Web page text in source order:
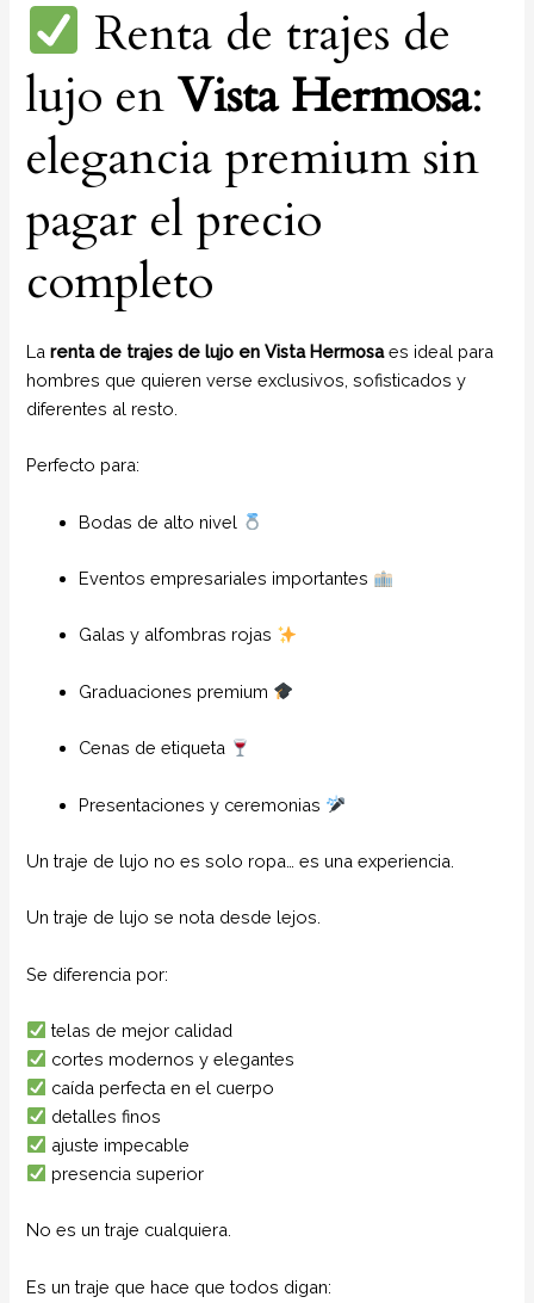
Renta de trajes de
lujo enVista Hermosa:
elegancia premium sin
pagar el precio
completo
Larenta de trajes de lujo en Vista Hermosaes ideal para
hombres que quieren verse exclusivos, sofisticados y
diferentes al resto.
Perfecto para:
Bodas de alto nivel
Eventos empresariales importantes
Galas y alfombras rojas
Graduaciones premium
Cenas de etiqueta
Presentaciones y ceremonias
Un traje de lujo no es solo ropa… es una experiencia.
Un traje de lujo se nota desde lejos.
Se diferencia por:
telas de mejor calidad
cortes modernos y elegantes
caída perfecta en el cuerpo
detalles finos
ajuste impecable
presencia superior
No es un traje cualquiera.
Es un traje que hace que todos digan: